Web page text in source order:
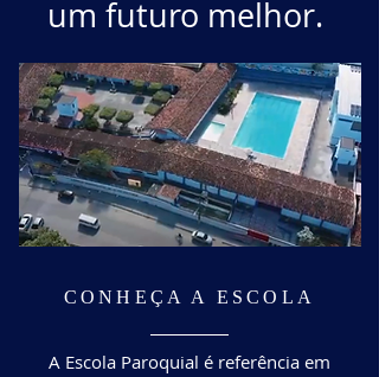
um futuro melhor.
CONHEÇA A ESCOLA
A Escola Paroquial é referência em